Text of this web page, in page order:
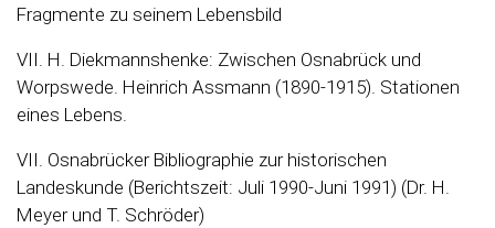
Fragmente zu seinem Lebensbild
VII. H. Diekmannshenke: Zwischen Osnabrück und
Worpswede. Heinrich Assmann (1890-1915). Stationen
eines Lebens.
VII. Osnabrücker Bibliographie zur historischen
Landeskunde (Berichtszeit: Juli 1990-Juni 1991) (Dr. H.
Meyer und T. Schröder)